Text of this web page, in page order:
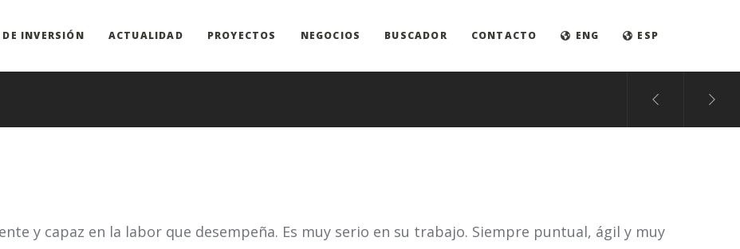
INVERSIÓN ACTUALIDAD PROYECTOS NEGOCIOS BUSCADOR CONTACTO ENG ESP
y capaz en la labor que desempeña. Es muy serio en su trabajo. Siempre puntual, ágil y muy